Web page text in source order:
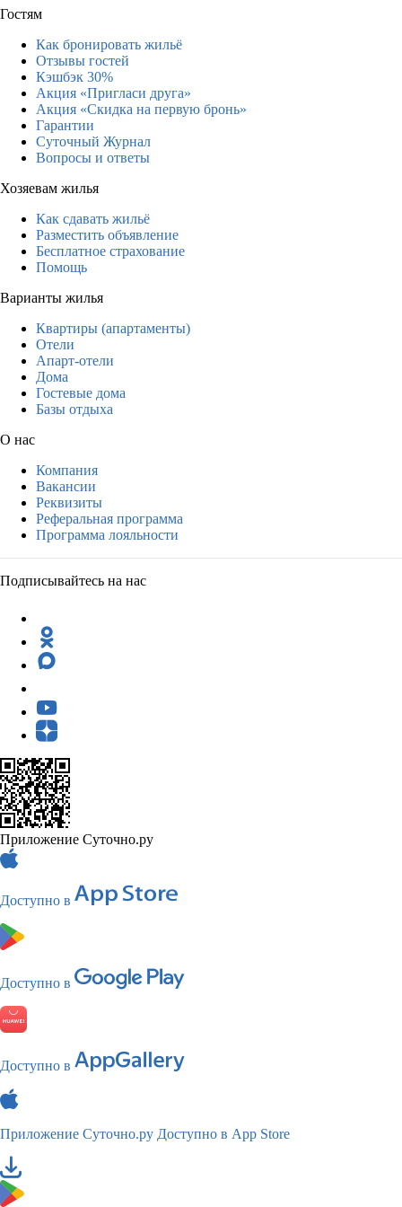
Гостям
Как бронировать жильё
Отзывы гостей
Кэшбэк 30%
Акция «Пригласи друга»
Акция «Скидка на первую бронь»
Гарантии
Суточный Журнал
Вопросы и ответы
Хозяевам жилья
Как сдавать жильё
Разместить объявление
Бесплатное страхование
Помощь
Варианты жилья
Квартиры (апартаменты)
Отели
Апарт-отели
Дома
Гостевые дома
Базы отдыха
О нас
Компания
Вакансии
Реквизиты
Реферальная программа
Программа лояльности
Подписывайтесь на нас
Приложение Суточно.ру
Доступно в
Доступно в
Доступно в
Приложение Суточно.ру Доступно в App Store